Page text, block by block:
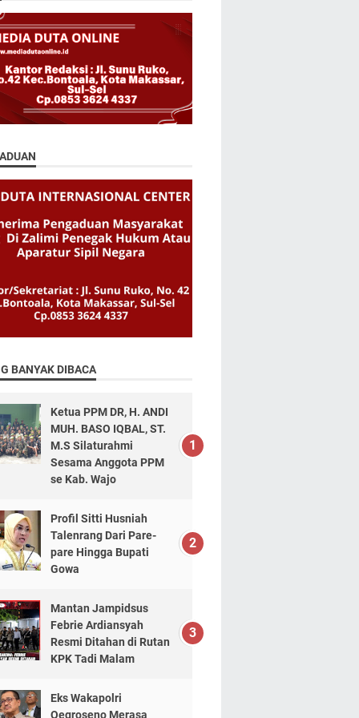
BANYAK DIBACA
Ketua PPM DR, H. ANDI
MUH. BASO IQBAL, ST.
M.S Silaturahmi
Sesama Anggota PPM
se Kab. Wajo
Profil Sitti Husniah
Talenrang Dari Pare-
pare Hingga Bupati
Gowa
Mantan Jampidsus
Febrie Ardiansyah
Resmi Ditahan di Rutan
KPK Tadi Malam
Eks Wakapolri
Oegroseno Merasa